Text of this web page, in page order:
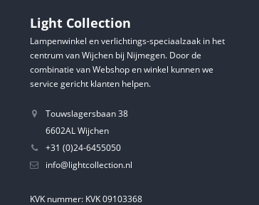
Light Collection
Lampenwinkel en verlichtings-speciaalzaak in het
centrum van Wijchen bij Nijmegen. Door de
combinatie van Webshop en winkel kunnen we
service gericht klanten helpen.
Touwslagersbaan 38
6602AL Wijchen
+31 (0)24-6455050
info@lightcollection.nl
KVK nummer: KVK 09103368